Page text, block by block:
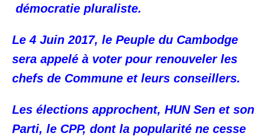
démocratie pluraliste.
Le 4 Juin 2017, le Peuple du Cambodge
sera appelé à voter pour renouveler les
chefs de Commune et leurs conseillers.
Les élections approchent, HUN Sen et son
Parti, le CPP, dont la popularité ne cesse